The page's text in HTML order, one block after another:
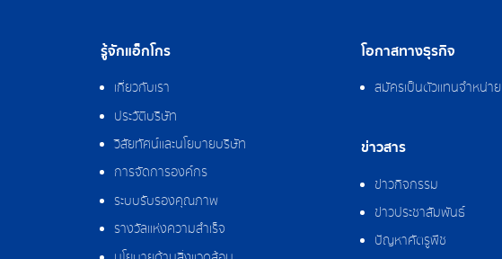
รู้จักแอ็กโกร
เกี่ยวกับเรา
ประวัติบริษัท
วิสัยทัศน์และนโยบายบริษัท
การจัดการองค์กร
ระบบรับรองคุณภาพ
รางวัลแห่งความสำเร็จ
โอกาสทางธุรกิจ
สมัครเป็นตัวแทนจำหน่าย
ข่าวสาร
ข่าวกิจกรรม
ข่าวประชาสัมพันธ์
ปัญหาศัตรูพืช